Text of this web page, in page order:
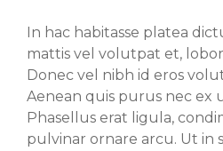
In hac habitasse platea
mattis vel volutpat et,
Donec vel nibh id eros
Aenean quis purus nec ex
Phasellus erat ligula,
pulvinar ornare arcu. Ut in